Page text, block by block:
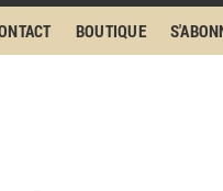
BOUTIQUE